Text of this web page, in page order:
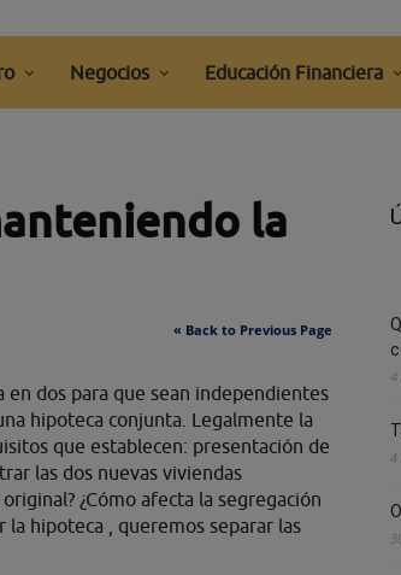
Negocios Educación Financiera
la
« Back to Previous Page
dos para que sean independientes
hipoteca conjunta. Legalmente la
que establecen: presentación de
las dos nuevas viviendas
¿Cómo afecta la segregación
la hipoteca , queremos separar las
4
4